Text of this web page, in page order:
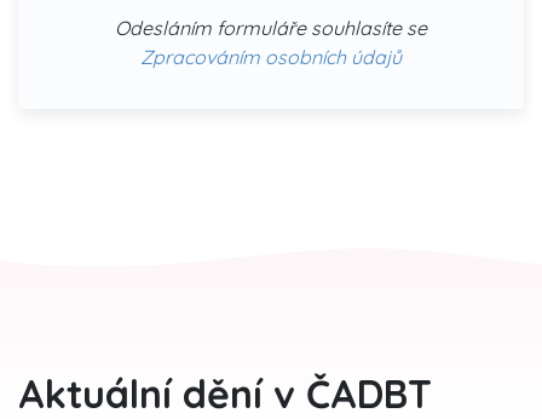
Odesláním formuláře souhlasíte se
Zpracováním osobních údajů
Aktuální dění v ČADBT